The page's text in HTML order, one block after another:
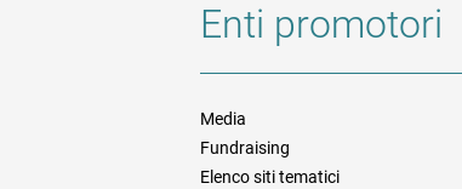
Enti promotori
Informazioni
Media
Fundraising
Elenco siti tematici